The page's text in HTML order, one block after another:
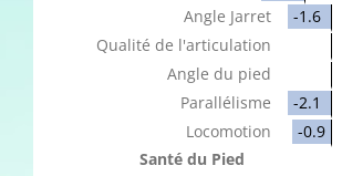
Angle Jarret
-1.6
Qualité de l'articulation
Angle du pied
Parallélisme
-2.1
Locomotion
-0.9
Santé du Pied